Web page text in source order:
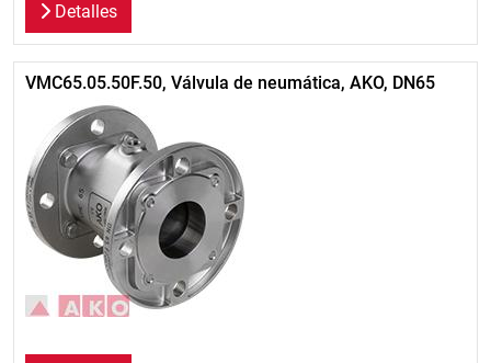
Detalles
VMC65.05.50F.50, Válvula de neumática, AKO, DN65